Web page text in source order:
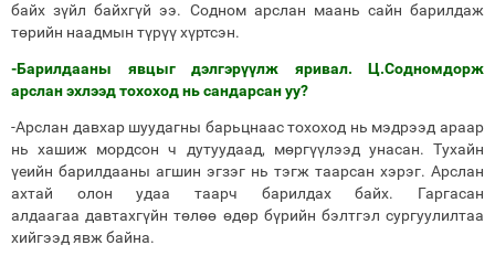
байх зүйл байхгүй ээ. Содном арслан маань сайн барилдаж
төрийн наадмын түрүү хүртсэн.
-Барилдааны явцыг дэлгэрүүлж яривал. Ц.Содномдорж
арслан эхлээд тохоход нь сандарсан уу?
-Арслан давхар шуудагны барьцнаас тохоход нь мэдрээд араар
нь хашиж мордсон ч дутуудаад, мөргүүлээд унасан. Тухайн
үеийн барилдааны агшин эгзэг нь тэгж таарсан хэрэг. Арслан
ахтай олон удаа таарч барилдах байх. Гаргасан
алдаагаа давтахгүйн төлөө өдөр бүрийн бэлтгэл сургуулилтаа
хийгээд явж байна.